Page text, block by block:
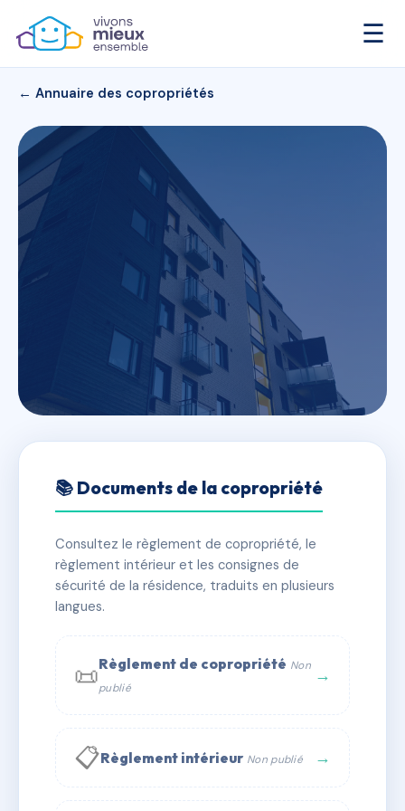
☰
← Annuaire des copropriétés
LA FERME DE L'ECU
✓ Immatriculée 🏠 91 lots 🏗 3 bâtiment(s)
📞 Contacter Syndic Digital
📚 Documents de la copropriété
Consultez le règlement de copropriété, le
règlement intérieur et les consignes de
sécurité de la résidence, traduits en plusieurs
langues.
📜Règlement de copropriété Non
publié
→
📋Règlement intérieur Non publié →